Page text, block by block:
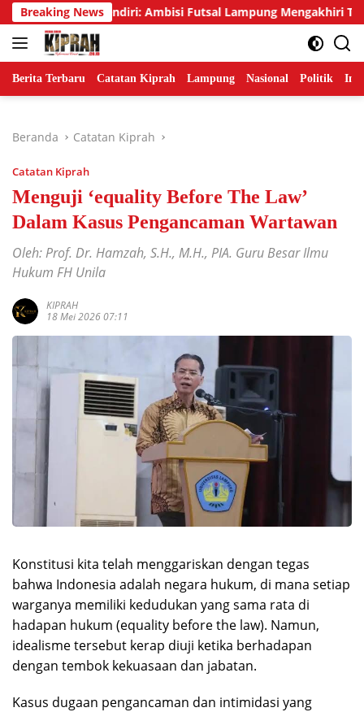
Langsung
ke
konten
Breaking News
Sendiri: Ambisi Futsal Lampung Mengakhiri Tradisi
Berita Terbaru Catatan Kiprah Lampung Nasional Politik
Beranda Catatan Kiprah
Catatan Kiprah
Menguji ‘equality Before The Law’
Dalam Kasus Pengancaman Wartawan
Oleh: Prof. Dr. Hamzah, S.H., M.H., PIA. Guru Besar Ilmu
Hukum FH Unila
KIPRAH
18 Mei 2026 07:11
Konstitusi kita telah menggariskan dengan tegas
bahwa Indonesia adalah negara hukum, di mana setiap
warganya memiliki kedudukan yang sama rata di
hadapan hukum (equality before the law). Namun,
idealisme tersebut kerap diuji ketika berhadapan
dengan tembok kekuasaan dan jabatan.
Kasus dugaan pengancaman dan intimidasi yang